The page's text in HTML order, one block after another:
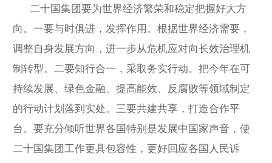
二十国集团要为世界经济繁荣和稳定把握好大方
向。一要与时俱进，发挥作用。根据世界经济需要，
调整自身发展方向，进一步从危机应对向长效治理机
制转型。二要知行合一，采取务实行动。把今年在可
持续发展、绿色金融、提高能效、反腐败等领域制定
的行动计划落到实处。三要共建共享，打造合作平
台。要充分倾听世界各国特别是发展中国家声音，使
二十国集团工作更具包容性，更好回应各国人民诉